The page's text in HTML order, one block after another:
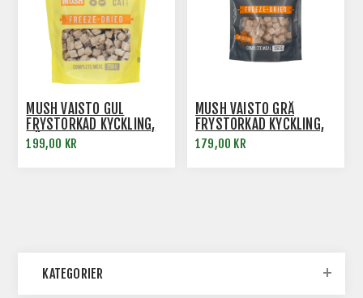
MUSH VAISTO GUL
FRYSTORKAD KYCKLING,
NÖT - KATTFODER
199,00 KR
MUSH VAISTO GRÅ
FRYSTORKAD KYCKLING,
KALKON, LAMM
179,00 KR
KATEGORIER